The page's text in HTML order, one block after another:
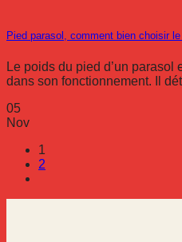
Pied parasol, comment bien choisir
Le poids du pied d’un parasol
dans son fonctionnement. Il
05
Nov
1
2